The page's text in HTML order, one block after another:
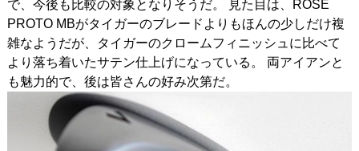
で、今後も比較の対象となりそうだ。 見た目は、ROSE
PROTO MBがタイガーのブレードよりもほんの少しだけ複
雑なようだが、タイガーのクロームフィニッシュに比べて
より落ち着いたサテン仕上げになっている。 両アイアンと
も魅力的で、後は皆さんの好み次第だ。